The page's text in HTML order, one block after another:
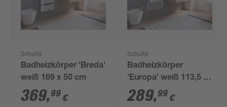
Schulte
Badheizkörper 'Breda'
weiß 169 x 50 cm
369,99 €
Schulte
Badheizkörper
'Europa' weiß 113,5 x
60 cm, Anschluss
links
289,99 €